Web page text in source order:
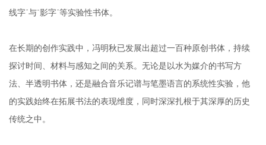
线字”与“影字”等实验性书体。
在长期的创作实践中，冯明秋已发展出超过一百种原创书体，持续
探讨时间、材料与感知之间的关系。无论是以水为媒介的书写方
法、半透明书体，还是融合音乐记谱与笔墨语言的系统性实验，他
的实践始终在拓展书法的表现维度，同时深深扎根于其深厚的历史
传统之中。